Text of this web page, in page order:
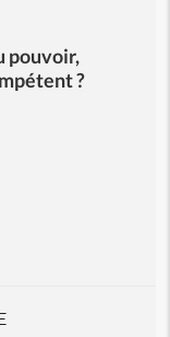
pouvoir,
?